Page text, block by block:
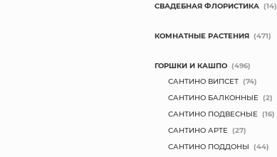
СВАДЕБНАЯ ФЛОРИСТИКА (14)
КОМНАТНЫЕ РАСТЕНИЯ (471)
ГОРШКИ И КАШПО (496)
САНТИНО ВИПСЕТ (74)
САНТИНО БАЛКОННЫЕ (2)
САНТИНО ПОДВЕСНЫЕ (16)
САНТИНО АРТЕ (27)
САНТИНО ПОДДОНЫ (44)